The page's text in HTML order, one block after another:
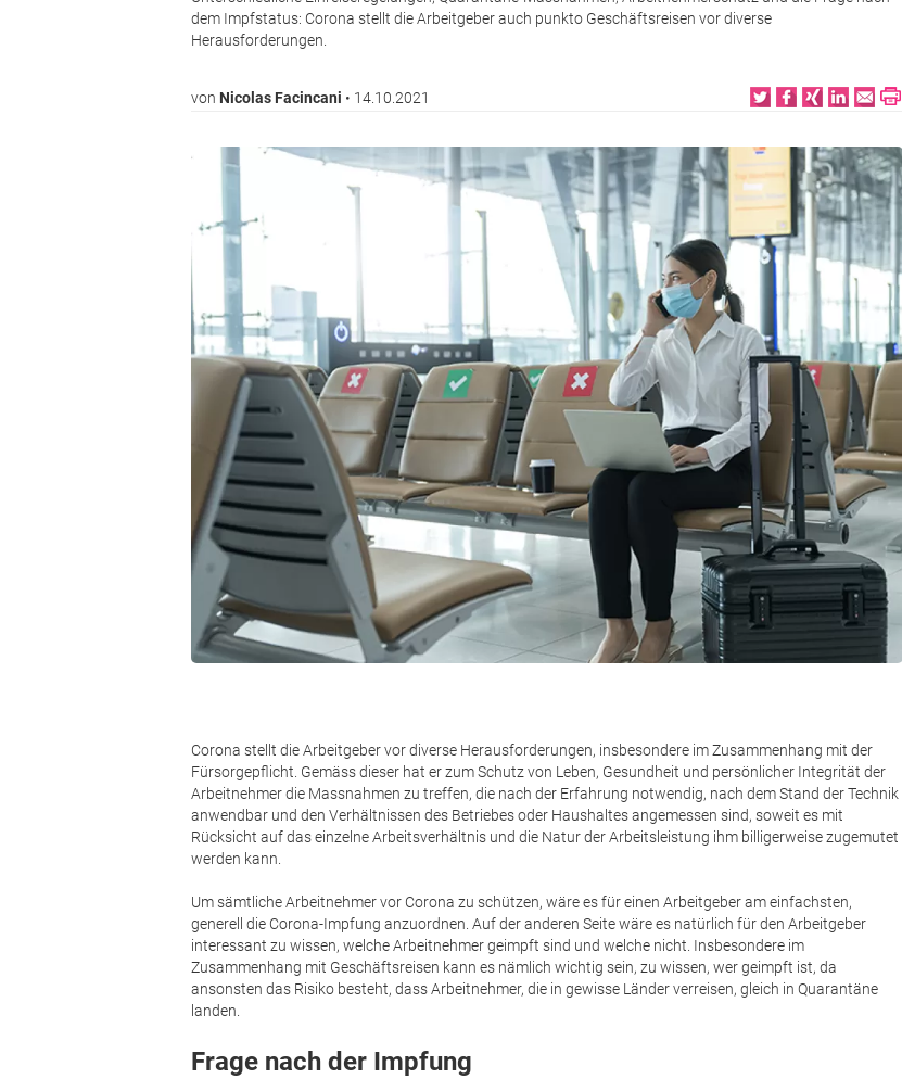
dem Impfstatus: Corona stellt die Arbeitgeber auch punkto Geschäftsreisen vor diverse
Herausforderungen.
von Nicolas Facincani • 14.10.2021
Bild
Corona stellt die Arbeitgeber vor diverse Herausforderungen, insbesondere im Zusammenhang mit der
Fürsorgepflicht. Gemäss dieser hat er zum Schutz von Leben, Gesundheit und persönlicher Integrität der
Arbeitnehmer die Massnahmen zu treffen, die nach der Erfahrung notwendig, nach dem Stand der Technik
anwendbar und den Verhältnissen des Betriebes oder Haushaltes angemessen sind, soweit es mit
Rücksicht auf das einzelne Arbeitsverhältnis und die Natur der Arbeitsleistung ihm billigerweise zugemutet
werden kann.
Um sämtliche Arbeitnehmer vor Corona zu schützen, wäre es für einen Arbeitgeber am einfachsten,
generell die Corona-Impfung anzuordnen. Auf der anderen Seite wäre es natürlich für den Arbeitgeber
interessant zu wissen, welche Arbeitnehmer geimpft sind und welche nicht. Insbesondere im
Zusammenhang mit Geschäftsreisen kann es nämlich wichtig sein, zu wissen, wer geimpft ist, da
ansonsten das Risiko besteht, dass Arbeitnehmer, die in gewisse Länder verreisen, gleich in Quarantäne
landen.
Frage nach der Impfung